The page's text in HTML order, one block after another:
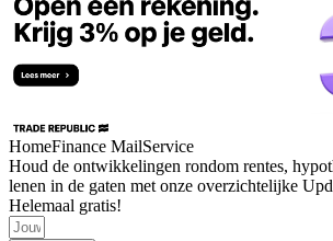
HomeFinance MailService
Houd de ontwikkelingen rondom rentes,
lenen in de gaten met onze overzichtelijke
Helemaal gratis!